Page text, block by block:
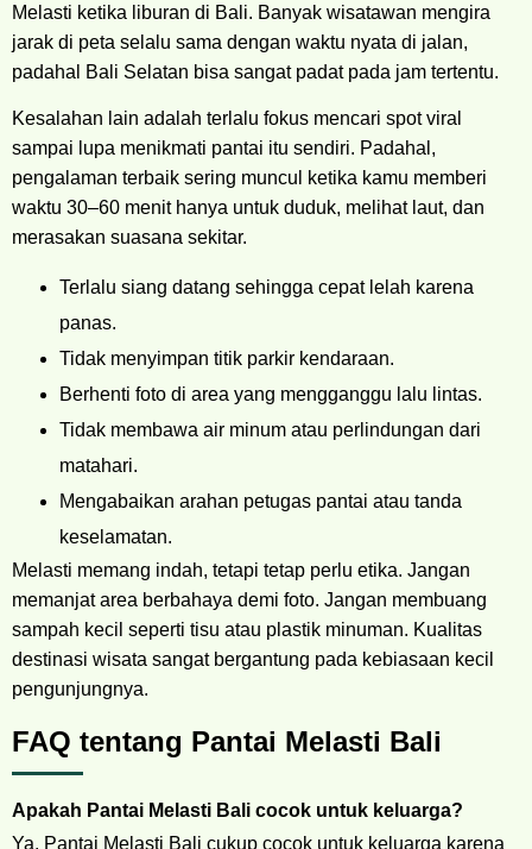
Melasti ketika liburan di Bali. Banyak wisatawan mengira
jarak di peta selalu sama dengan waktu nyata di jalan,
padahal Bali Selatan bisa sangat padat pada jam tertentu.
Kesalahan lain adalah terlalu fokus mencari spot viral
sampai lupa menikmati pantai itu sendiri. Padahal,
pengalaman terbaik sering muncul ketika kamu memberi
waktu 30–60 menit hanya untuk duduk, melihat laut, dan
merasakan suasana sekitar.
Terlalu siang datang sehingga cepat lelah karena
panas.
Tidak menyimpan titik parkir kendaraan.
Berhenti foto di area yang mengganggu lalu lintas.
Tidak membawa air minum atau perlindungan dari
matahari.
Mengabaikan arahan petugas pantai atau tanda
keselamatan.
Melasti memang indah, tetapi tetap perlu etika. Jangan
memanjat area berbahaya demi foto. Jangan membuang
sampah kecil seperti tisu atau plastik minuman. Kualitas
destinasi wisata sangat bergantung pada kebiasaan kecil
pengunjungnya.
FAQ tentang Pantai Melasti Bali
Apakah Pantai Melasti Bali cocok untuk keluarga?
Ya, Pantai Melasti Bali cukup cocok untuk keluarga karena